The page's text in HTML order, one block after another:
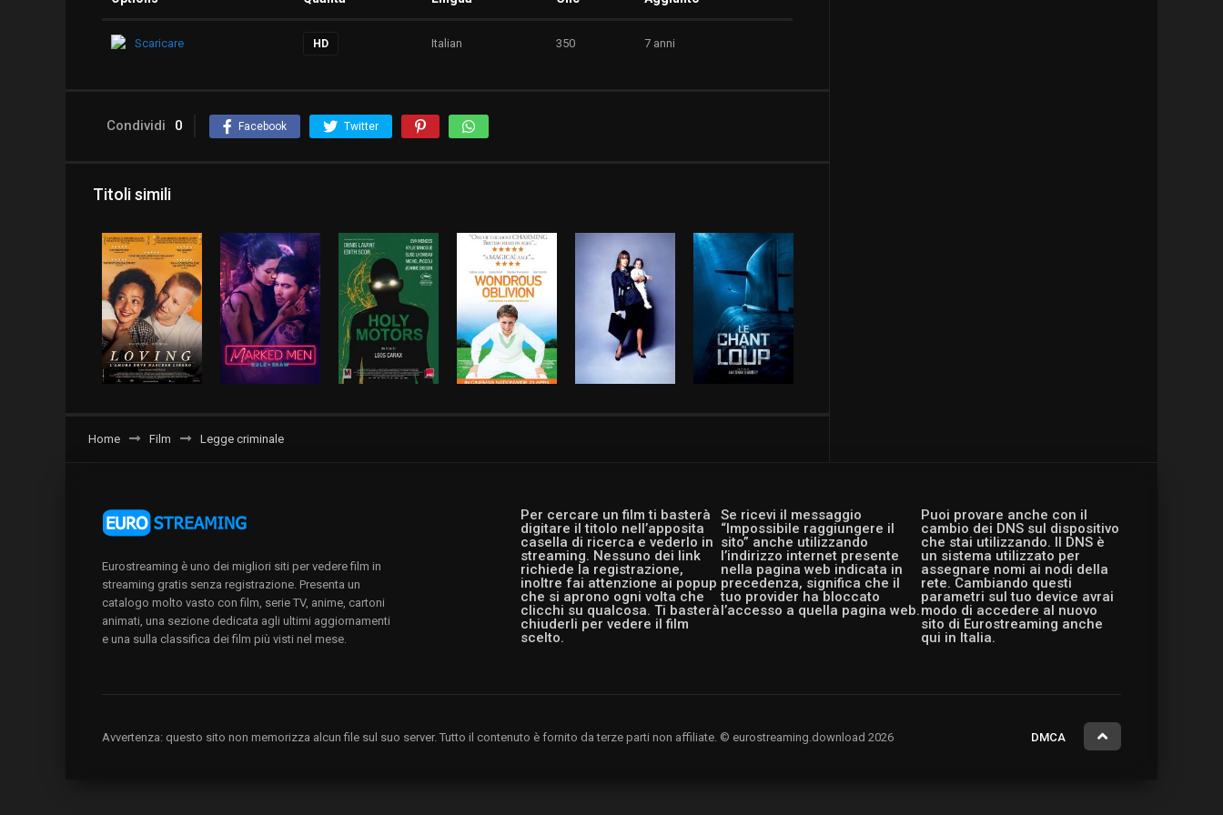
Scaricare HD Italian 350 7 anni
Condividi 0 Facebook Twitter
Titoli simili
Home Film Legge criminale
Per cercare un film ti basterà
digitare il titolo nell’apposita
casella di ricerca e vederlo in
streaming. Nessuno dei link
richiede la registrazione,
inoltre fai attenzione ai popup
che si aprono ogni volta che
clicchi su qualcosa. Ti basterà
chiuderli per vedere il film
scelto.
Se ricevi il messaggio
“Impossibile raggiungere il
sito” anche utilizzando
l’indirizzo internet presente
nella pagina web indicata in
precedenza, significa che il
tuo provider ha bloccato
l’accesso a quella pagina web.
Puoi provare anche con il
cambio dei DNS sul dispositivo
che stai utilizzando. Il DNS è
un sistema utilizzato per
assegnare nomi ai nodi della
rete. Cambiando questi
parametri sul tuo device avrai
modo di accedere al nuovo
sito di Eurostreaming anche
qui in Italia.
Eurostreaming è uno dei migliori siti per vedere film in
streaming gratis senza registrazione. Presenta un
catalogo molto vasto con film, serie TV, anime, cartoni
animati, una sezione dedicata agli ultimi aggiornamenti
e una sulla classifica dei film più visti nel mese.
Avvertenza: questo sito non memorizza alcun file sul suo server. Tutto il contenuto è fornito da terze parti non affiliate. © eurostreaming.download 2026 DMCA